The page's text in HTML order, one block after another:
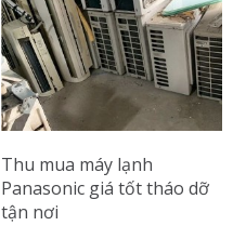
Thu mua máy lạnh
Panasonic giá tốt tháo dỡ
tận nơi